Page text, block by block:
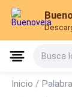
Busca
Inicio /